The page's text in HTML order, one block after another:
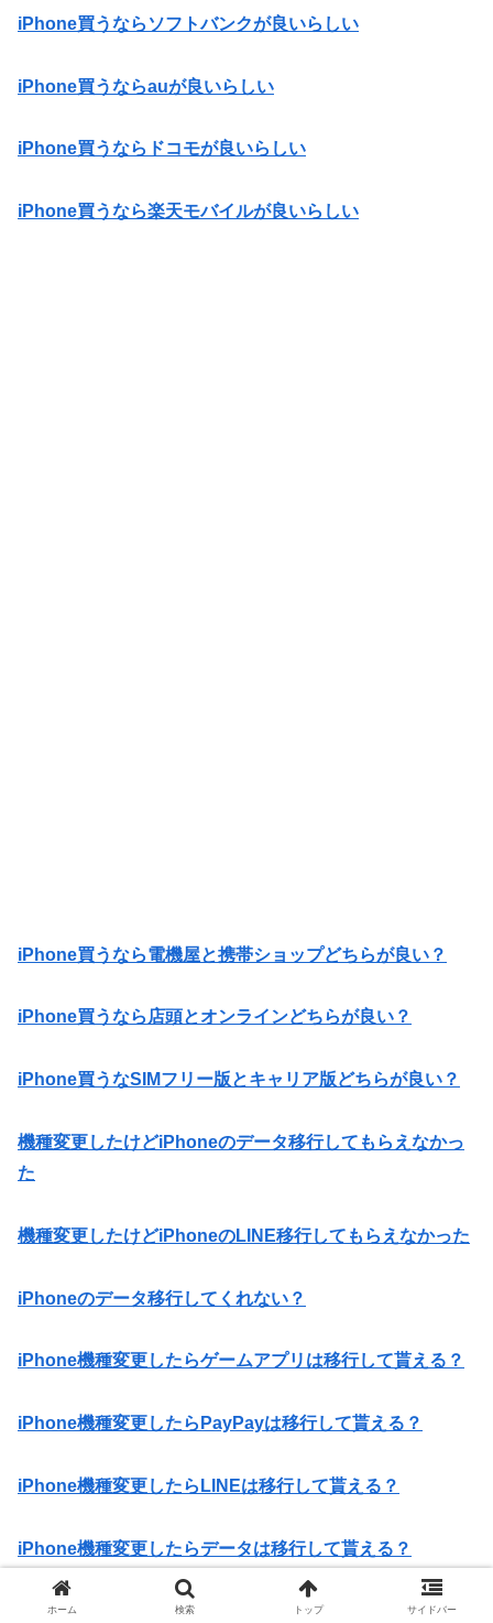
iPhone買うならソフトバンクが良いらしい
iPhone買うならauが良いらしい
iPhone買うならドコモが良いらしい
iPhone買うなら楽天モバイルが良いらしい
iPhone買うなら電機屋と携帯ショップどちらが良い？
iPhone買うなら店頭とオンラインどちらが良い？
iPhone買うなSIMフリー版とキャリア版どちらが良い？
機種変更したけどiPhoneのデータ移行してもらえなかっ
た
機種変更したけどiPhoneのLINE移行してもらえなかった
iPhoneのデータ移行してくれない？
iPhone機種変更したらゲームアプリは移行して貰える？
iPhone機種変更したらPayPayは移行して貰える？
iPhone機種変更したらLINEは移行して貰える？
iPhone機種変更したらデータは移行して貰える？
iPhoneは昔のアクセサリはそのまま使える？
ホーム 検索 トップ サイドバー